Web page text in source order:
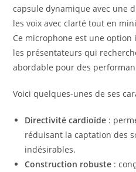
capsule dynamique avec une
les voix avec clarté tout en
Ce microphone est une
les présentateurs qui
abordable pour des
Voici quelques-unes de ses
Directivité cardioïde :
réduisant la captation des
indésirables.
Construction robuste :